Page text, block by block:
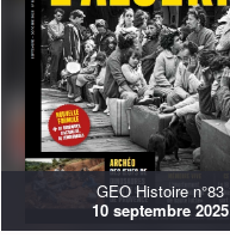
GEO Histoire n°83
10 septembre 2025